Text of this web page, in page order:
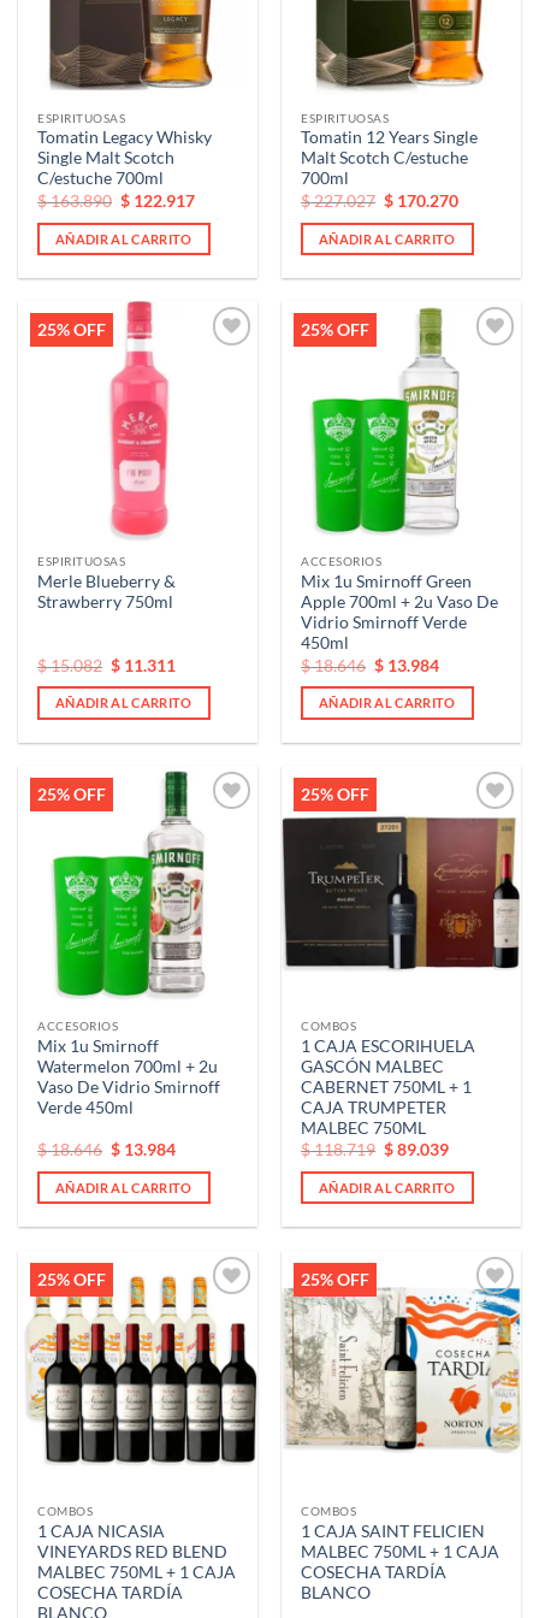
ESPIRITUOSAS
Tomatin Legacy Whisky
Single Malt Scotch
C/estuche 700ml
El
precio
original
era:
$163.890 El
actual
es:
$ 122.917
AÑADIR AL CARRITO
ESPIRITUOSAS
Tomatin 12 Years Single
Malt Scotch C/estuche
700ml
El
precio
original
era:
$227.027 El
actual
es:
$ 170.270
AÑADIR AL CARRITO
25% OFF
ESPIRITUOSAS
Merle Blueberry &
Strawberry 750ml
El
precio
original
era:
$ 15.082.
$15.082 El
precio
actual
es:
$ 15.082.
$ 11.311
AÑADIR AL CARRITO
25% OFF
ACCESORIOS
Mix 1u Smirnoff Green
Apple 700ml + 2u Vaso De
Vidrio Smirnoff Verde
450ml
El
precio
original
era:
$ 18.646.
$18.646 El
precio
actual
es:
$ 18.646.
$ 13.984
AÑADIR AL CARRITO
25% OFF
ACCESORIOS
Mix 1u Smirnoff
Watermelon 700ml + 2u
Vaso De Vidrio Smirnoff
Verde 450ml
El
precio
original
era:
$18.646 El
actual
es:
$ 13.984
AÑADIR AL CARRITO
25% OFF
Añadir
lista de
deseos
COMBOS
1 CAJA ESCORIHUELA
GASCÓN MALBEC
CABERNET 750ML + 1
CAJA TRUMPETER
MALBEC 750ML
El
precio
original
era:
$118.719 El
actual
es:
$89.039
AÑADIR AL CARRITO
25% OFF
Añadir
a la
lista de
deseos
COMBOS
1 CAJA NICASIA
VINEYARDS RED BLEND
MALBEC 750ML + 1 CAJA
COSECHA TARDÍA
BLANCO
25% OFF
Añadir
a la
lista de
deseos
COMBOS
1 CAJA SAINT FELICIEN
MALBEC 750ML + 1 CAJA
COSECHA TARDÍA
BLANCO